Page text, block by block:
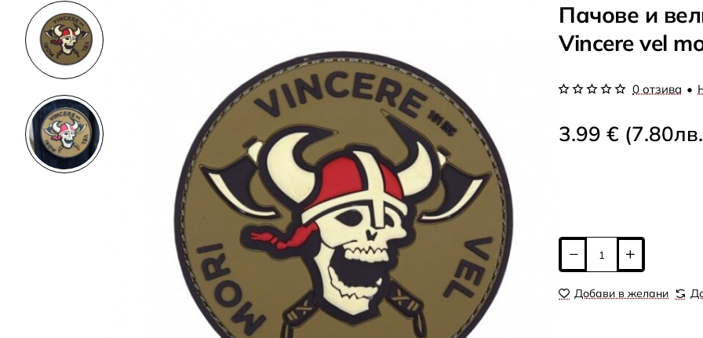
Пачове и
Vincere vel
0 отзива •
3.99 €
Добави в желани